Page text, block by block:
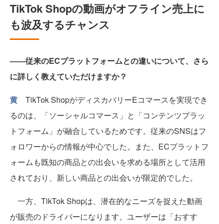
TikTok Shopの動画がオフライン売上に
も波及するチャンス
――従来のECプラットフォームとの違いについて、さら
に詳しく教えていただけますか？
黄 TikTok ShopがディスカバリーEコマースを実現でき
るのは、「ソーシャルコマース」と「コンテンツプラッ
トフォーム」が融合しているためです。従来のSNSはフ
ォロワーからの情報が中心でした。また、ECプラットフ
ォームも既知の商品との出会いを求める場所として活用
されており、新しい商品との出会いが限定的でした。
一方、TikTok Shopは、潜在的なニーズを捉えた動画
が販売のドライバーになります。ユーザーは「おすす